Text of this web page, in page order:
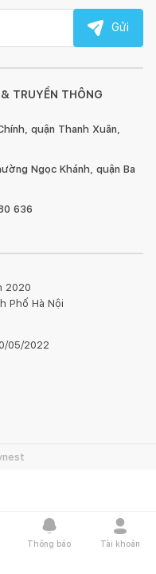
Thông báo Tài khoản
TRUYỀN THÔNG
quận Thanh Xuân,
Ngọc Khánh, quận Ba
636
2020
Phố Hà Nội
05/2022
Gửi